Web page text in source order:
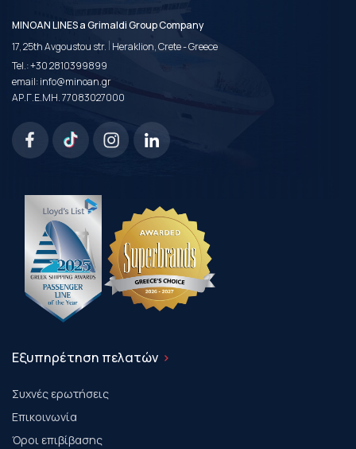
MINOAN LINES a Grimaldi Group Company
17, 25th Avgoustou str. | Heraklion, Crete - Greece
Tel.:+30 2810399899
email:info@minoan.gr
ΑΡ.Γ.Ε.ΜΗ. 77083027000
Εξυπηρέτηση πελατών
Συχνές ερωτήσεις
Επικοινωνία
Όροι επιβίβασης